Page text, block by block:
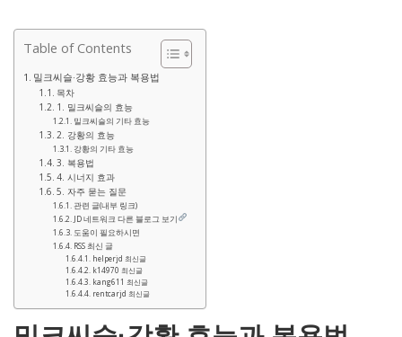
Table of Contents
밀크씨슬·강황 효능과 복용법
목차
1. 밀크씨슬의 효능
밀크씨슬의 기타 효능
2. 강황의 효능
강황의 기타 효능
3. 복용법
4. 시너지 효과
5. 자주 묻는 질문
관련 글(내부 링크)
JD 네트워크 다른 블로그 보기
도움이 필요하시면
RSS 최신 글
helperjd 최신글
k14970 최신글
kang611 최신글
rentcarjd 최신글